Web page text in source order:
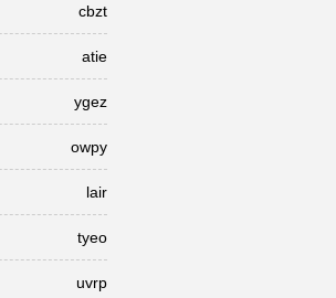
cbzt
atie
ygez
owpy
lair
tyeo
uvrp